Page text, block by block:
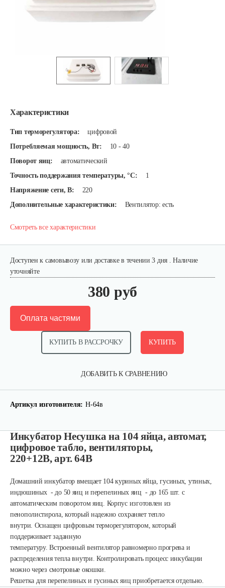
Характеристики
Тип терморегулятора:
цифровой
Потребляемая мощность, Вт:
10 - 40
Поворот яиц:
автоматический
Точность поддержания температуры, °C:
1
Напряжение сети, В:
220
Дополнительные характеристики:
Вентилятор: есть
Смотреть все характеристики
380 руб
Доступен к самовывозу или доставке в течении 3 дня . Наличие
уточняйте
ДОБАВИТЬ К СРАВНЕНИЮ
КУПИТЬ В РАССРОЧКУ КУПИТЬ
Оплата частями
Артикул изготовителя: Н-64в
Инкубатор Несушка на 104 яйца, автомат,
цифровое табло, вентиляторы,
220+12В, арт. 64В
Домашний инкубатор вмещает 104 куриных яйца, гусиных, утиных,
индюшиных - до 50 яиц и перепелиных яиц - до 165 шт. с
автоматическим поворотом яиц. Корпус изготовлен из
пенополистирола, который надежно сохраняет тепло
внутри. Оснащен цифровым терморегулятором, который
поддерживает заданную
температуру. Встроенный вентилятор равномерно прогрева и
распределения тепла внутри. Контролировать процесс инкубации
можно через смотровые окошки.
Решетка для перепелиных и гусиных яиц приобретается отдельно.
Инкубатор Несушка № 73, 104 яйца
290 руб
Инкубатор Несушка №63Вг с…